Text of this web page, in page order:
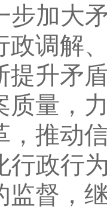
步加大
政调解
提升矛
质量，
，推动
行政行
监督，